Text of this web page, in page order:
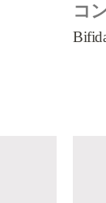
コ
ア